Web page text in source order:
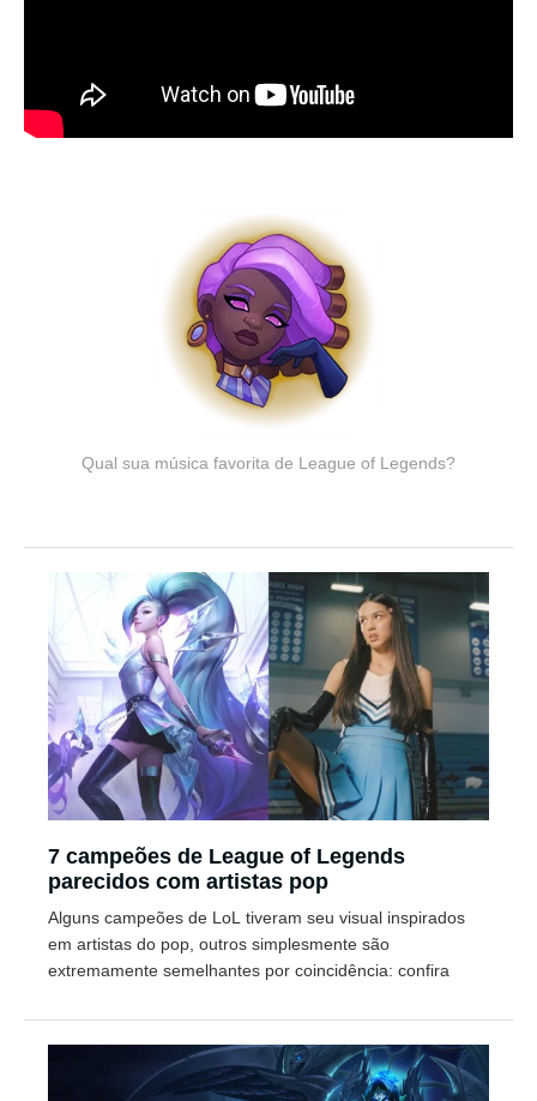
Qual sua música favorita de League of Legends?
7 campeões de League of Legends
parecidos com artistas pop
Alguns campeões de LoL tiveram seu visual inspirados
em artistas do pop, outros simplesmente são
extremamente semelhantes por coincidência: confira